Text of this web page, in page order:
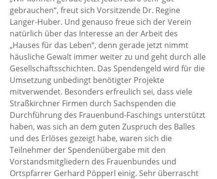
gebrauchen“, freut sich Vorsitzende Dr. Regine
Langer-Huber. Und genauso freue sich der Verein
natürlich über das Interesse an der Arbeit des
„Hauses für das Leben“, denn gerade jetzt nimmt
häusliche Gewalt immer weiter zu und geht durch alle
Gesellschaftsschichten. Das Spendengeld wird für die
Umsetzung unbedingt benötigter Projekte
mitverwendet. Besonders erfreulich sei, dass viele
Straßkirchner Firmen durch Sachspenden die
Durchführung des Frauenbund-Faschings unterstützt
haben, was sich an dem guten Zuspruch des Balles
und des Erlöses gezeigt habe, waren sich die
Teilnehmer der Spendenübergabe mit den
Vorstandsmitgliedern des Frauenbundes und
Ortspfarrer Gerhard Pöpperl einig. Sehr überrascht